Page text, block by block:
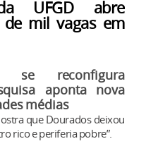
UFGD abre
mil vagas em
se reconfigura
aponta nova
médias
que Dourados deixou
rico e periferia pobre”.